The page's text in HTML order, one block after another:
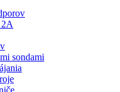
sondami